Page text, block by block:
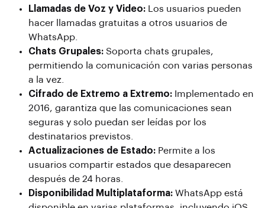
Llamadas de Voz y Video: Los usuarios pueden
hacer llamadas gratuitas a otros usuarios de
WhatsApp.
Chats Grupales: Soporta chats grupales,
permitiendo la comunicación con varias personas
a la vez.
Cifrado de Extremo a Extremo: Implementado en
2016, garantiza que las comunicaciones sean
seguras y solo puedan ser leídas por los
destinatarios previstos.
Actualizaciones de Estado: Permite a los
usuarios compartir estados que desaparecen
después de 24 horas.
Disponibilidad Multiplataforma: WhatsApp está